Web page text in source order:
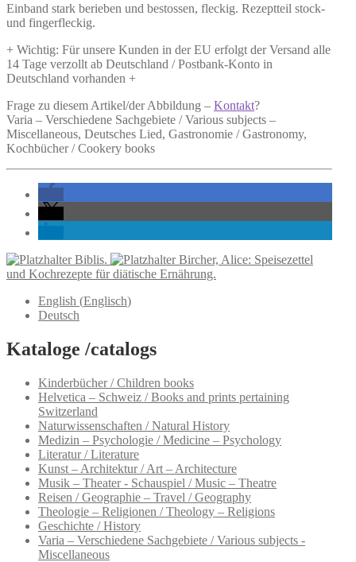
Einband stark berieben und bestossen, fleckig. Rezeptteil stock-
und fingerfleckig.
+ Wichtig: Für unsere Kunden in der EU erfolgt der Versand alle
14 Tage verzollt ab Deutschland / Postbank-Konto in
Deutschland vorhanden +
Frage zu diesem Artikel/der Abbildung – Kontakt?
Varia – Verschiedene Sachgebiete / Various subjects –
Miscellaneous, Deutsches Lied, Gastronomie / Gastronomy,
Kochbücher / Cookery books
Biblis.
Bircher, Alice: Speisezettel
und Kochrezepte für diätische Ernährung.
English (Englisch)
Deutsch
Kataloge /catalogs
Kinderbücher / Children books
Helvetica – Schweiz / Books and prints pertaining
Switzerland
Naturwissenschaften / Natural History
Medizin – Psychologie / Medicine – Psychology
Literatur / Literature
Kunst – Architektur / Art – Architecture
Musik – Theater - Schauspiel / Music – Theatre
Reisen / Geographie – Travel / Geography
Theologie – Religionen / Theology – Religions
Geschichte / History
Varia – Verschiedene Sachgebiete / Various subjects -
Miscellaneous